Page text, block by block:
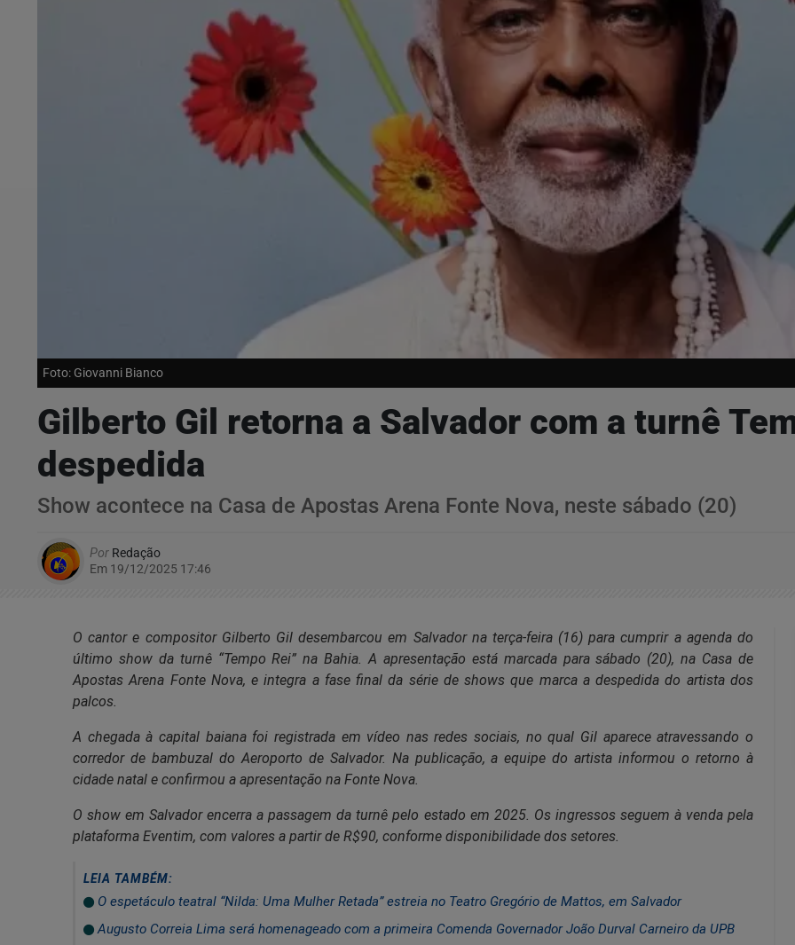
Foto: Giovanni Bianco
Gilberto Gil retorna a Salvador com a turnê
despedida
Show acontece na Casa de Apostas Arena Fonte Nova, neste sábado (20)
Por Redação
Em 19/12/2025 17:46
O cantor e compositor Gilberto Gil desembarcou em Salvador na terça-feira (16) para cumprir a agenda do
último show da turnê “Tempo Rei” na Bahia. A apresentação está marcada para sábado (20), na Casa de
Apostas Arena Fonte Nova, e integra a fase final da série de shows que marca a despedida do artista dos
palcos.
A chegada à capital baiana foi registrada em vídeo nas redes sociais, no qual Gil aparece atravessando o
corredor de bambuzal do Aeroporto de Salvador. Na publicação, a equipe do artista informou o retorno à
cidade natal e confirmou a apresentação na Fonte Nova.
O show em Salvador encerra a passagem da turnê pelo estado em 2025. Os ingressos seguem à venda pela
plataforma Eventim, com valores a partir de R$90, conforme disponibilidade dos setores.
LEIA TAMBÉM:
O espetáculo teatral “Nilda: Uma Mulher Retada” estreia no Teatro Gregório de Mattos, em Salvador
Augusto Correia Lima será homenageado com a primeira Comenda Governador João Durval Carneiro da UPB